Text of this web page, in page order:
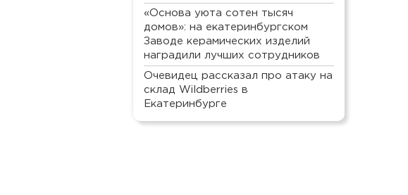
«Основа уюта сотен тысяч
домов»: на екатеринбургском
Заводе керамических изделий
наградили лучших сотрудников
Очевидец рассказал про атаку на
склад Wildberries в
Екатеринбурге